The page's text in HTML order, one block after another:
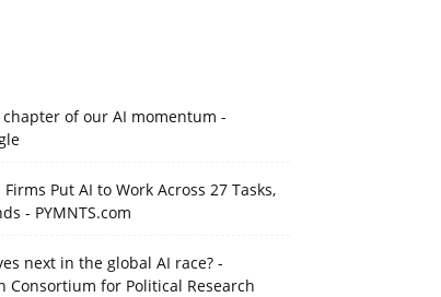
of our AI momentum -
Put AI to Work Across 27 Tasks,
- PYMNTS.com
next in the global AI race? -
Consortium for Political Research